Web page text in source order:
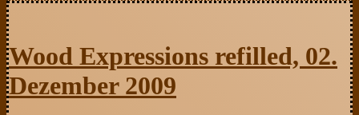
Wood Expressions refilled, 02.
Dezember 2009